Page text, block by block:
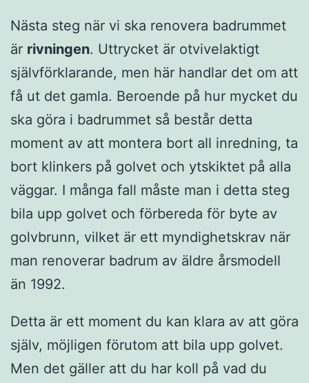
Nästa steg när vi ska renovera badrummet
är rivningen. Uttrycket är otvivelaktigt
självförklarande, men här handlar det om att
få ut det gamla. Beroende på hur mycket du
ska göra i badrummet så består detta
moment av att montera bort all inredning, ta
bort klinkers på golvet och ytskiktet på alla
väggar. I många fall måste man i detta steg
bila upp golvet och förbereda för byte av
golvbrunn, vilket är ett myndighetskrav när
man renoverar badrum av äldre årsmodell
än 1992.
Detta är ett moment du kan klara av att göra
själv, möjligen förutom att bila upp golvet.
Men det gäller att du har koll på vad du